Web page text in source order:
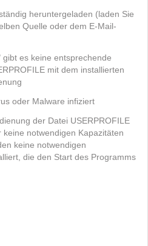
heruntergeladen (laden Sie
Quelle oder dem E-Mail-
gibt es keine entsprechende
mit dem installierten
oder Malware infiziert
der Datei USERPROFILE
notwendigen Kapazitäten
keine notwendigen
die den Start des Programms